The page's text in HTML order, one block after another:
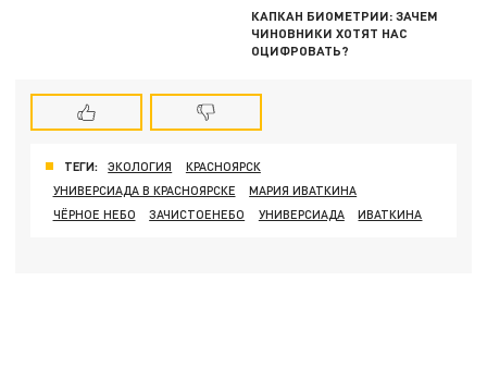
КАПКАН БИОМЕТРИИ: ЗАЧЕМ
ЧИНОВНИКИ ХОТЯТ НАС
ОЦИФРОВАТЬ?
ТЕГИ: ЭКОЛОГИЯ
КРАСНОЯРСК
УНИВЕРСИАДА В КРАСНОЯРСКЕ
МАРИЯ ИВАТКИНА
ЧЁРНОЕ НЕБО
ЗАЧИСТОЕНЕБО УНИВЕРСИАДА ИВАТКИНА